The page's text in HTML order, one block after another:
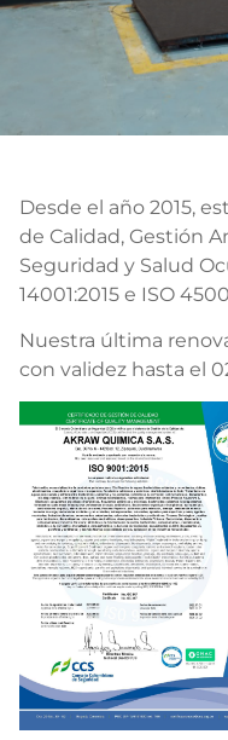
Desde el año 2015,
de Calidad, Gestión
Seguridad y Salud
14001:2015 e ISO
Nuestra última
con validez hasta el